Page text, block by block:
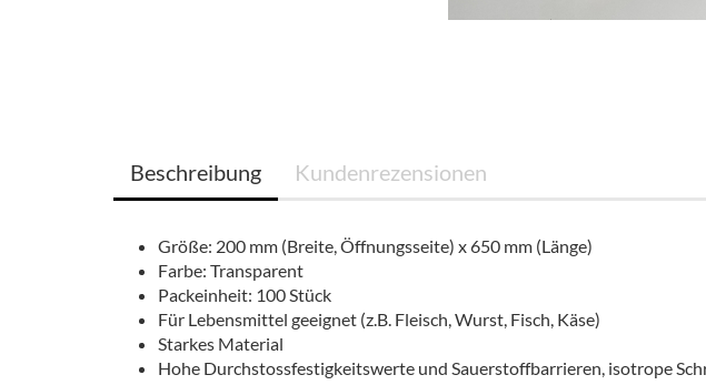
Beschreibung Kundenrezensionen
Größe: 200 mm (Breite, Öffnungsseite) x 650 mm (Länge)
Farbe: Transparent
Packeinheit: 100 Stück
Für Lebensmittel geeignet (z.B. Fleisch, Wurst, Fisch, Käse)
Starkes Material
Hohe Durchstossfestigkeitswerte und Sauerstoffbarrieren, isotrope